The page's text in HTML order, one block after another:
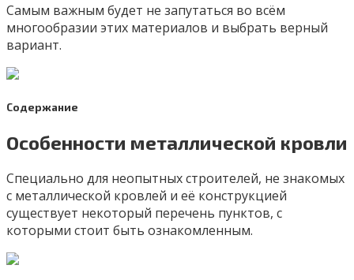
Самым важным будет не запутаться во всём
многообразии этих материалов и выбрать верный
вариант.
Содержание
Особенности металлической кровли
Специально для неопытных строителей, не знакомых
с металлической кровлей и её конструкцией
существует некоторый перечень пунктов, с
которыми стоит быть ознакомленным.